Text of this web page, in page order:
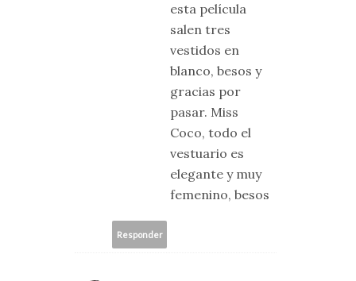
esta película
salen tres
vestidos en
blanco, besos y
gracias por
pasar. Miss
Coco, todo el
vestuario es
elegante y muy
femenino, besos
Responder